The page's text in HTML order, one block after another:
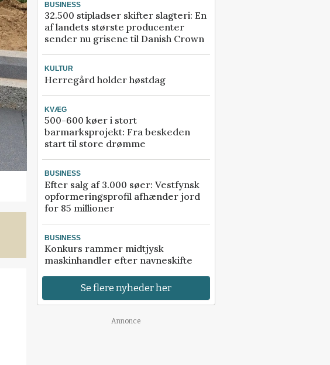
BUSINESS
32.500 stipladser skifter slagteri: En
af landets største producenter
sender nu grisene til Danish Crown
KULTUR
Herregård holder høstdag
KVÆG
500-600 køer i stort
barmarksprojekt: Fra beskeden
start til store drømme
BUSINESS
Efter salg af 3.000 søer: Vestfynsk
opformeringsprofil afhænder jord
for 85 millioner
BUSINESS
Konkurs rammer midtjysk
maskinhandler efter navneskifte
Se flere nyheder her
Annonce